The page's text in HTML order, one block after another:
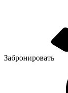
Забронировать